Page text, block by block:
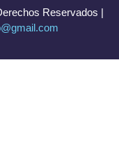
Reservados |